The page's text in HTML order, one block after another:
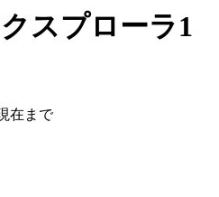
スプローラ1
在まで